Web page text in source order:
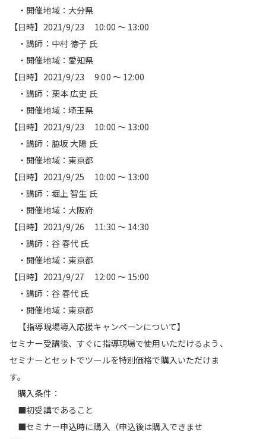
・開催地域：大分県
【日時】2021/9/23 10:00 ～ 13:00
・講師：中村 徳子 氏
・開催地域：愛知県
【日時】2021/9/23 9:00 ～ 12:00
・講師：栗本 広史 氏
・開催地域：埼玉県
【日時】2021/9/23 10:00 ～ 13:00
・講師：脇坂 大陽 氏
・開催地域：東京都
【日時】2021/9/25 10:00 ～ 13:00
・講師：堀上 智生 氏
・開催地域：大阪府
【日時】2021/9/26 11:30 ～ 14:30
・講師：谷 春代 氏
・開催地域：東京都
【日時】2021/9/27 12:00 ～ 15:00
・講師：谷 春代 氏
・開催地域：東京都
【指導現場導入応援キャンペーンについて】
セミナー受講後、すぐに指導現場で使用いただけるよう、
セミナーとセットでツールを特別価格で購入いただけま
す。
購入条件：
■初受講であること
■セミナー申込時に購入（申込後は購入できませ